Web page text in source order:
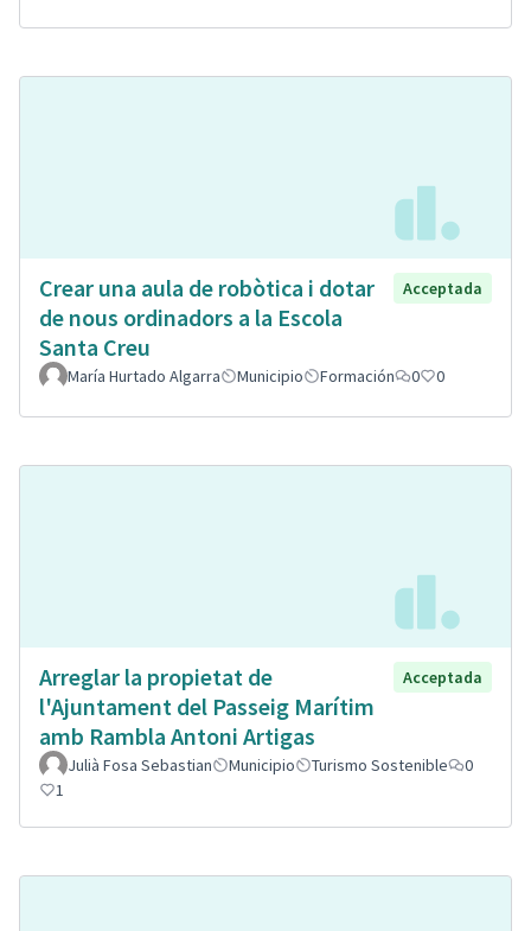
Crear una aula de robòtica i dotar
de nous ordinadors a la Escola
Santa Creu
Acceptada
María Hurtado Algarra Municipio Formación 0 0
Arreglar la propietat de
l'Ajuntament del Passeig Marítim
amb Rambla Antoni Artigas
Acceptada
Julià Fosa Sebastian Municipio Turismo Sostenible
0
1